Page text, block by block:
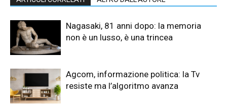
Nagasaki, 81 anni dopo: la memoria
non è un lusso, è una trincea
Agcom, informazione politica: la Tv
resiste ma l’algoritmo avanza